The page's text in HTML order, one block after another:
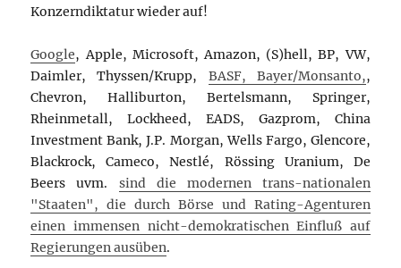
Konzerndiktatur wieder auf!
Google, Apple, Microsoft, Amazon, (S)hell, BP, VW,
Daimler, Thyssen/Krupp, BASF, Bayer/Monsanto,,
Chevron, Halliburton, Bertelsmann, Springer,
Rheinmetall, Lockheed, EADS, Gazprom, China
Investment Bank, J.P. Morgan, Wells Fargo, Glencore,
Blackrock, Cameco, Nestlé, Rössing Uranium, De
Beers uvm. sind die modernen trans-nationalen
"Staaten", die durch Börse und Rating-Agenturen
einen immensen nicht-demokratischen Einfluß auf
Regierungen ausüben.